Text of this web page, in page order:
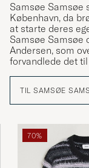
Samsøe Samsøe
København, da
at starte deres
Samsøe Samsøe
Andersen, som
forvandlede det
deres alsidige
indeholder tøj, sko
TIL SAMSØE
70%